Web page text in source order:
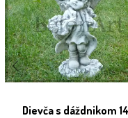
Dievča s dáždnikom